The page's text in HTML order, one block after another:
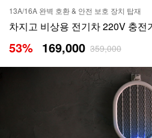
13A/16A 완벽 호환 & 안전 보호 장치 탑재
차지고 비상용 전기차 220V 충전
53% 169,000 359,000